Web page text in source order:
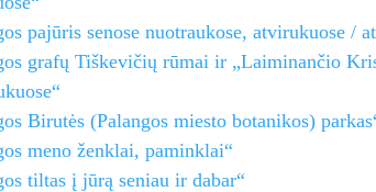
pajūris senose nuotraukose, atvirukuose /
grafų Tiškevičių rūmai ir „Laiminančio
Birutės (Palangos miesto botanikos)
meno ženklai, paminklai“
tiltas į jūrą seniau ir dabar“